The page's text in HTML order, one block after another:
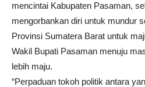
mencintai Kabupaten Pasaman,
mengorbankan diri untuk mundur
Provinsi Sumatera Barat untuk
Wakil Bupati Pasaman menuju
lebih maju.
“Perpaduan tokoh politik antara